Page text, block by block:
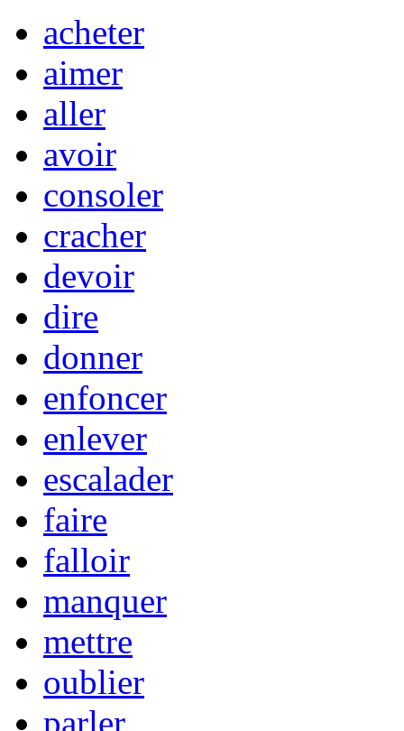
acheter
aimer
aller
avoir
consoler
cracher
devoir
dire
donner
enfoncer
enlever
escalader
faire
falloir
manquer
mettre
oublier
parler